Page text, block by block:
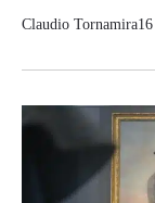
Claudio Tornamira